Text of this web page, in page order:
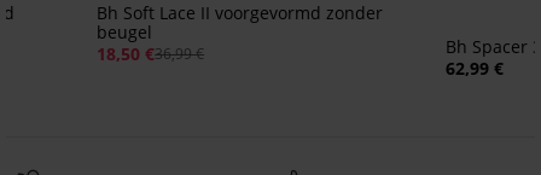
Bh Soft Lace II voorgevormd zonder
beugel
18,50 €36,99 €
Bh Spacer
62,99 €